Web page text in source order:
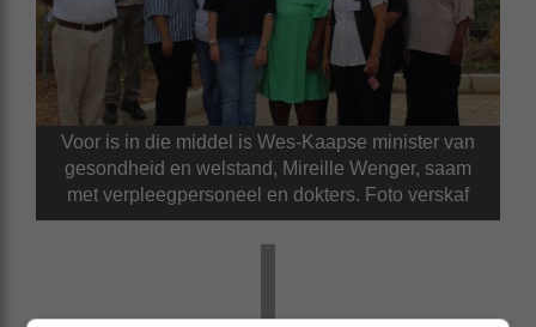
Voor is in die middel is Wes-Kaapse minister van
gesondheid en welstand, Mireille Wenger, saam
met verpleegpersoneel en dokters. Foto verskaf